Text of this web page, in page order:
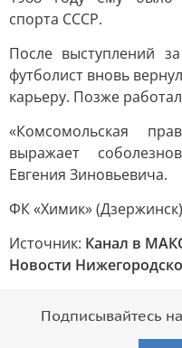
спорта СССР.
После выступлений
футболист вновь
карьеру. Позже
«Комсомольская
выражает
Евгения Зиновьевича.
ФК «Химик» (Дзержинск)
Источник: Канал в
Новости
Подписывайтесь